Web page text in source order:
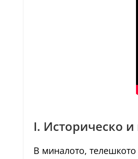
I. Историческо
В миналото,